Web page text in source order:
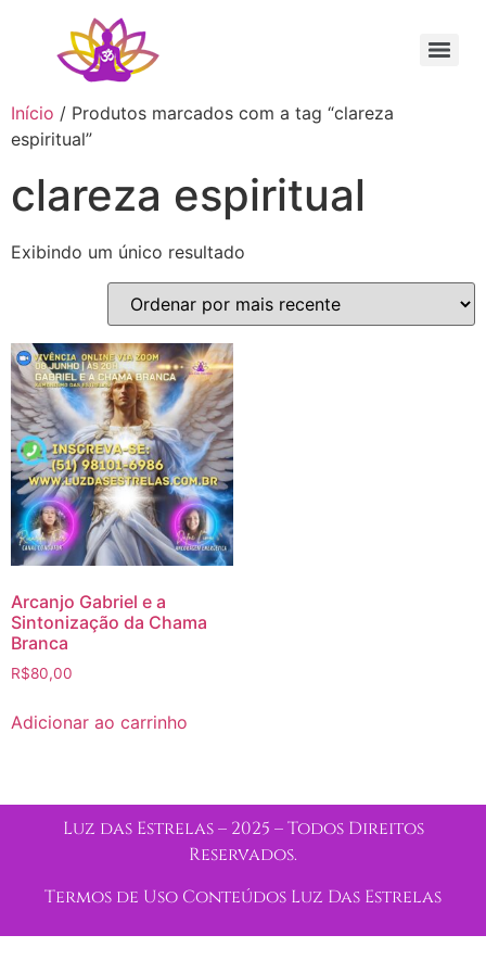
Início / Produtos marcados com a tag “clareza
espiritual”
clareza espiritual
Exibindo um único resultado
Arcanjo Gabriel e a
Sintonização da Chama
Branca
R$80,00
Adicionar ao carrinho
Luz das Estrelas – 2025 – Todos Direitos
Reservados.
Termos de Uso Conteúdos Luz Das Estrelas